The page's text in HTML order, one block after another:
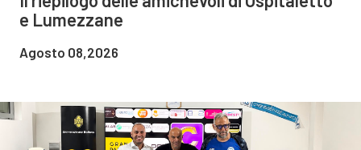
e Lumezzane
Agosto 08,2026